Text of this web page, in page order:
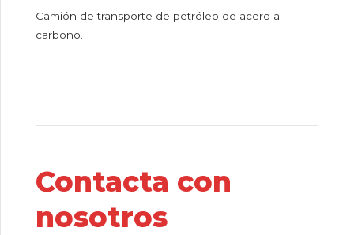
Camión de transporte de petróleo de acero al
carbono.
Contacta con
nosotros